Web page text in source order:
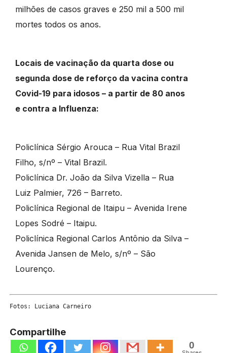
milhões de casos graves e 250 mil a 500 mil
mortes todos os anos.
Locais de vacinação da quarta dose ou
segunda dose de reforço da vacina contra
Covid-19 para idosos – a partir de 80 anos
e contra a Influenza:
Policlínica Sérgio Arouca – Rua Vital Brazil
Filho, s/nº – Vital Brazil.
Policlínica Dr. João da Silva Vizella – Rua
Luiz Palmier, 726 – Barreto.
Policlínica Regional de Itaipu – Avenida Irene
Lopes Sodré – Itaipu.
Policlínica Regional Carlos Antônio da Silva –
Avenida Jansen de Melo, s/nº – São
Lourenço.
Fotos: Luciana Carneiro
Compartilhe
0